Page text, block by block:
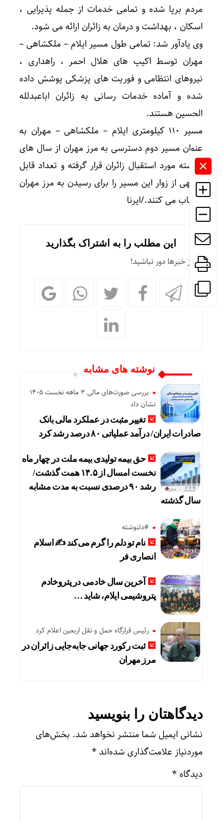
مردم برپا شده و تمامی خدمات از جمله پذیرایی ،
اسکان ، بهداشت و درمان به زائران ارائه می شود.
وی یادآور شد: تمامی طول مسیر ایلام – ملکشاهی –
مهران توسط اکیپ های هلال احمر ، راهداری ،
نیروهای انتظامی و فوریت های پزشکی پوشش داده
شده و آماده خدمات رسانی به زائران اباعبدلله
الحسین هستند.
مسیر ۱۱۰ کیلومتری ایلام – ملکشاهی – مهران به
عنوان مسیر دوم دسترسی به مرز مهران از سال های
گذشته مورد استقبال زائران قرار گرفته و تعداد قابل
توجهی از زوار این مسیر را برای رسیدن به مرز مهران
انتخاب می کنند./ایرنا
این مطلب را به اشتراک بگذارید
از خبرها دور نباشید!
نوشته های مشابه
بررسی صورت‌های مالی 3 ماهه نخست 1405
نشان داد
تغییر مثبت در عملکرد مالی بانک
صادرات ایران/ درآمد عملیاتی ۸۰ درصد رشد کرد
حق بیمه تولیدی بیمه ملت در چهار ماه
نخست امسال از ۱۴.۵ همت گذشت/
رشد ۹۰ درصدی نسبت به مدت مشابه
سال گذشته
#دلنوشته
نام تو دلم را گرم می‌کند ✍️ اسلام
انصاری فر
آخرین سال خادمی در پتروخادم
پتروشیمی ایلام، شاید …
رئیس قرارگاه حمل و نقل اربعین اعلام کرد
ثبت رکورد جهانی جابه‌جایی زائران در
مرز مهران
دیدگاهتان را بنویسید
نشانی ایمیل شما منتشر نخواهد شد. بخش‌های
موردنیاز علامت‌گذاری شده‌اند *
دیدگاه *